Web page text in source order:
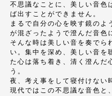
不思議なことに、美しい音色
ば出すことができません。
まるで自分の心を映す鏡のよ
が混ざったようで澄んだ音色
そんな時は美しい音を奏でら
い。集中を深め、美しい音を
た心は落ち着き、清く澄んだ
う。
夜、考え事をして寝付けない
現代ではこの不思議な音色と